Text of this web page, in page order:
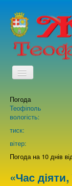
Погода
Теофіполь
вологість:
тиск:
вітер:
Погода на 10 днів
«Час